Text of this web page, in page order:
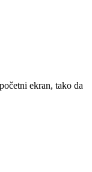
ekran, tako da